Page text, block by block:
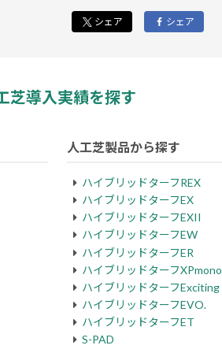
シェア シェア
芝導入実績を探す
人工芝製品から探す
ハイブリッドターフREX
ハイブリッドターフEX
ハイブリッドターフEXII
ハイブリッドターフEW
ハイブリッドターフER
ハイブリッドターフXPmono
ハイブリッドターフExciting
ハイブリッドターフEVO.
ハイブリッドターフET
S-PAD